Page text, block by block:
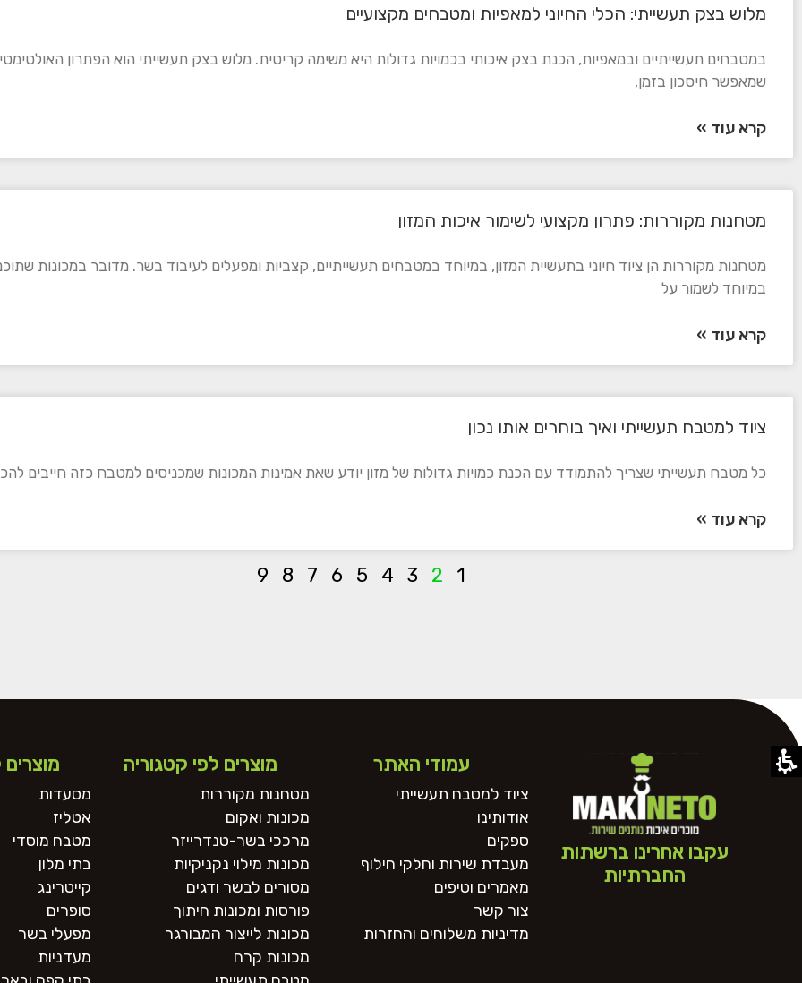
מלוש בצק תעשייתי: הכלי החיוני למאפיות ומטבחים מקצועיים
במטבחים תעשייתיים ובמאפיות, הכנת בצק איכותי בכמויות גדולות היא משימה קריטית. מלוש בצק תעשייתי הוא הפתרון
שמאפשר חיסכון בזמן,
קרא עוד »
מטחנות מקוררות: פתרון מקצועי לשימור איכות המזון
מטחנות מקוררות הן ציוד חיוני בתעשיית המזון, במיוחד במטבחים תעשייתיים, קצביות ומפעלים לעיבוד בשר. מדובר במכונות
במיוחד לשמור על
קרא עוד »
ציוד למטבח תעשייתי ואיך בוחרים אותו נכון
כל מטבח תעשייתי שצריך להתמודד עם הכנת כמויות גדולות של מזון יודע שאת אמינות המכונות שמכניסים למטבח כזה חייבים
קרא עוד »
1
2
3
4
5
6
7
8
9
עקבו אחרינו ברשתות
החברתיות
עמודי האתר
ציוד למטבח תעשייתי
אודותינו
ספקים
מעבדת שירות וחלקי חילוף
מאמרים וטיפים
צור קשר
מדיניות משלוחים והחזרות
מוצרים לפי קטגוריה
מטחנות מקוררות
מכונות ואקום
מרככי בשר-טנדרייזר
מכונות מילוי נקניקיות
מסורים לבשר ודגים
פורסות ומכונות חיתוך
מכונות לייצור המבורגר
מכונות קרח
מסעדות
אטליז
מטבח מוסדי
בתי מלון
קייטרינג
סופרים
מפעלי בשר
מעדניות